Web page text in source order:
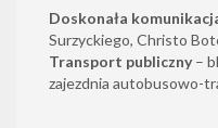
Doskonała
Surzyckiego, Christo
Transport publiczny–
zajezdnia autobusowo-